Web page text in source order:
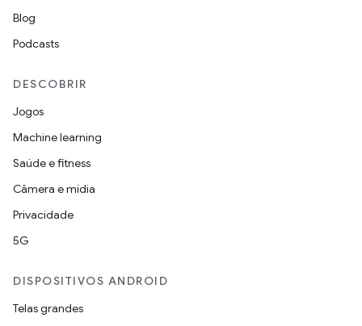
Blog
Podcasts
DESCOBRIR
Jogos
Machine learning
Saúde e fitness
Câmera e mídia
Privacidade
5G
DISPOSITIVOS ANDROID
Telas grandes